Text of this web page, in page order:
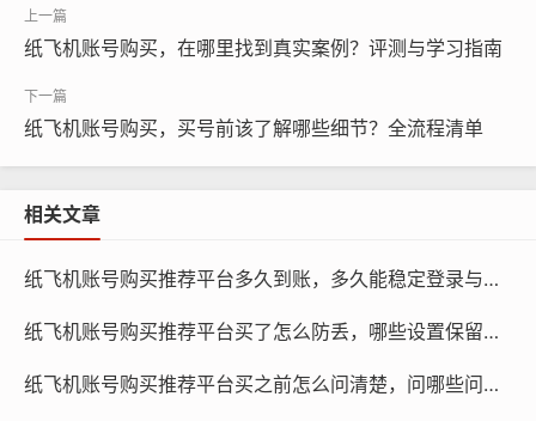
16888.com
纸飞机账号购买，在哪里找到真实案例？评测与学习指南
纸飞机账号购买，买号前该了解哪些细节？全流程清单
相关文章
纸飞机账号购买推荐平台多久到账，多久能稳定登录与怎么提升成功率方法
纸飞机账号购买推荐平台买了怎么防丢，哪些设置保留与为什么要做方法
纸飞机账号购买推荐平台买之前怎么问清楚，问哪些问题与为何要先确认指南